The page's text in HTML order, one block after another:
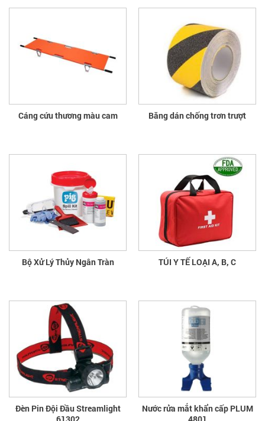
Cáng cứu thương màu cam Băng dán chống trơn trượt
Bộ Xử Lý Thủy Ngân Tràn TÚI Y TẾ LOẠI A, B, C
Đèn Pin Đội Đầu Streamlight
Nước rửa mắt khẩn cấp PLUM